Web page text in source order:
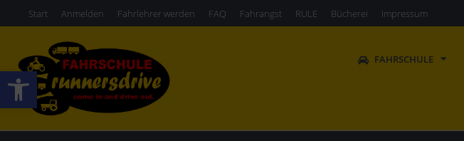
Werkzeugleiste öffnen
Start Anmelden Fahrlehrer werden FAQ Fahrangst RULE Bücherei Impressum
FAHRSCHULE